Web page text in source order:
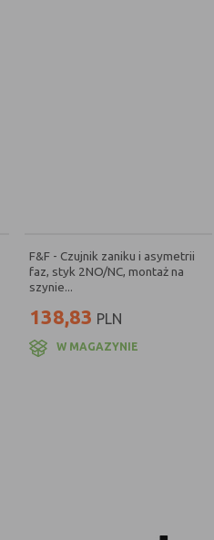
F&F - Czujnik zaniku i asymetrii
faz, styk 2NO/NC, montaż na
szynie...
138,83 PLN
W MAGAZYNIE